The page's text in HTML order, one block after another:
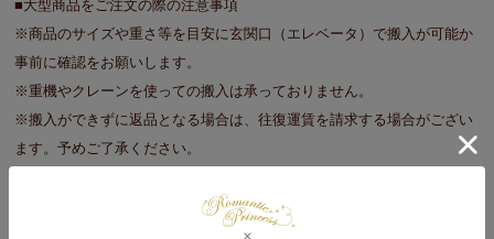
■大型商品をご注文の際の注意事項
※商品のサイズや重さ等を目安に玄関口（エレベータ）で搬入が可能か
事前に確認をお願いします。
※重機やクレーンを使っての搬入は承っておりません。
※搬入ができずに返品となる場合は、往復運賃を請求する場合がござい
ます。予めご了承ください。